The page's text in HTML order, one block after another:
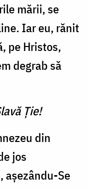
mării, se
Iar eu, rănit
pe Hristos,
degrab să
Ţie!
din
jos
aşezându-Se